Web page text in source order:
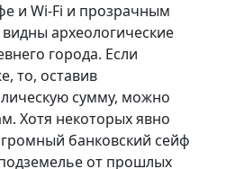
и Wi-Fi и прозрачным
археологические
города. Если
то, оставив
сумму, можно
Хотя некоторых явно
банковский сейф
от прошлых